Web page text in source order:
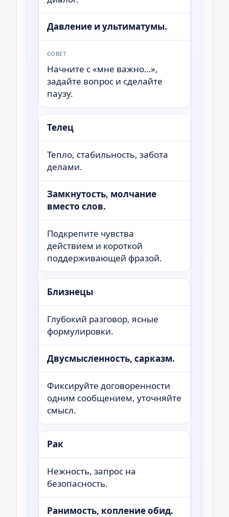
Давление и ультиматумы.
СОВЕТ
Начните с «мне важно…»,
задайте вопрос и сделайте
паузу.
Телец
Тепло, стабильность, забота
делами.
Замкнутость, молчание
вместо слов.
Подкрепите чувства
действием и короткой
поддерживающей фразой.
Близнецы
Глубокий разговор, ясные
формулировки.
Двусмысленность, сарказм.
Фиксируйте договоренности
одним сообщением, уточняйте
смысл.
Рак
Нежность, запрос на
безопасность.
Ранимость, копление обид.